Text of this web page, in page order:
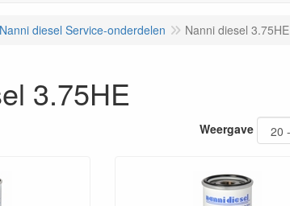
Nanni diesel Service-onderdelen Nanni diesel 3.75HE
3.75HE
Weergave